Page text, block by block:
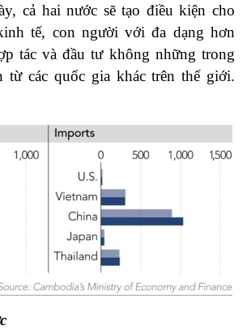
cả hai nước sẽ tạo điều kiện cho
tế, con người với đa dạng hơn
tác và đầu tư không những trong
từ các quốc gia khác trên thế giới.